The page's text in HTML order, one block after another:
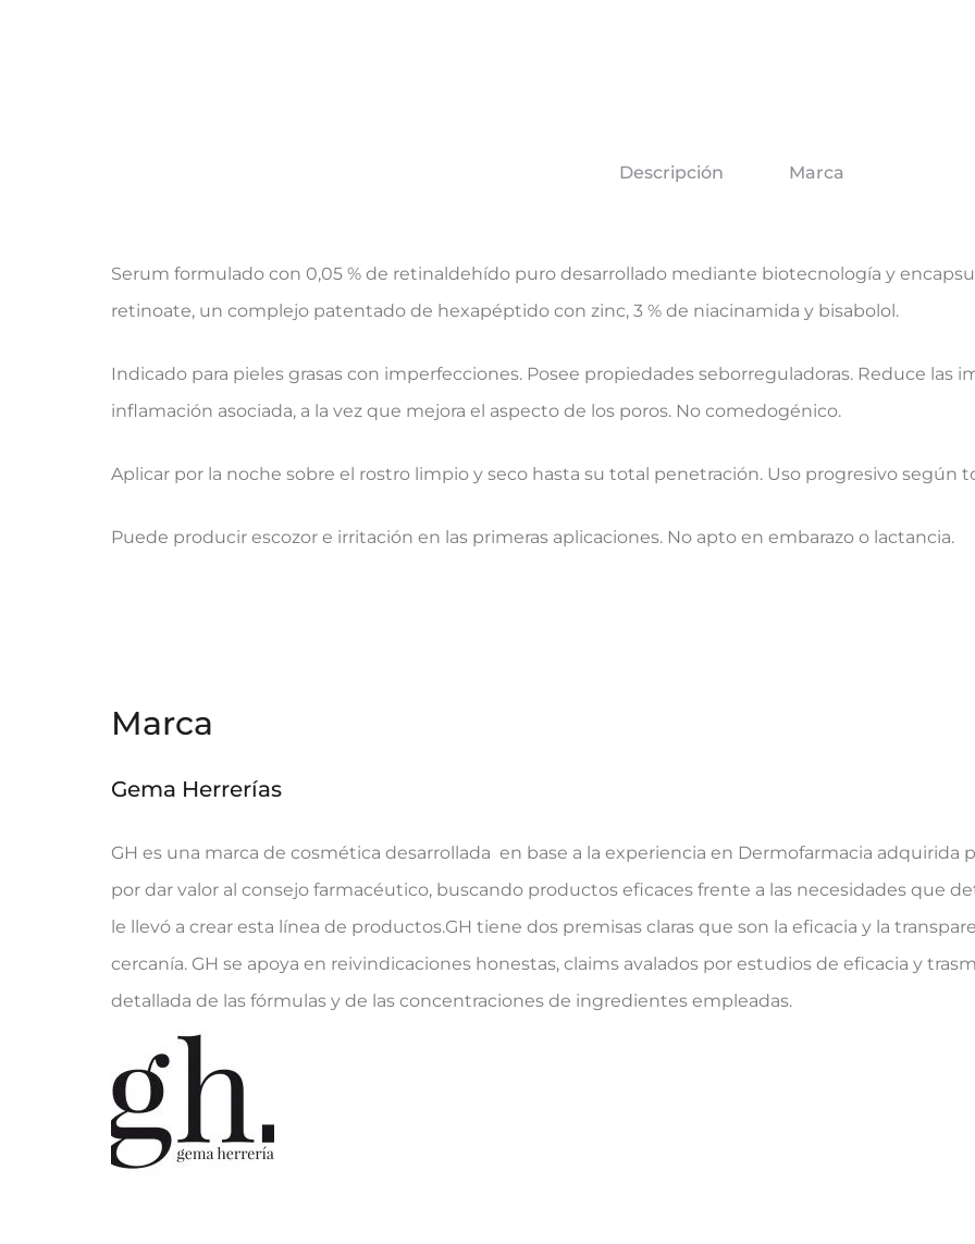
Descripción Marca
Serum formulado con 0,05 % de retinaldehído puro desarrollado mediante biotecnología y
retinoate, un complejo patentado de hexapéptido con zinc, 3 % de niacinamida y bisabolol.
Indicado para pieles grasas con imperfecciones. Posee propiedades seborreguladoras. Reduce las
inflamación asociada, a la vez que mejora el aspecto de los poros. No comedogénico.
Aplicar por la noche sobre el rostro limpio y seco hasta su total penetración. Uso progresivo según
Puede producir escozor e irritación en las primeras aplicaciones. No apto en embarazo o lactancia.
Marca
Gema Herrerías
GH es una marca de cosmética desarrollada en base a la experiencia en Dermofarmacia adquirida
por dar valor al consejo farmacéutico, buscando productos eficaces frente a las necesidades que
le llevó a crear esta línea de productos.GH tiene dos premisas claras que son la eficacia y la
cercanía. GH se apoya en reivindicaciones honestas, claims avalados por estudios de eficacia y
detallada de las fórmulas y de las concentraciones de ingredientes empleadas.